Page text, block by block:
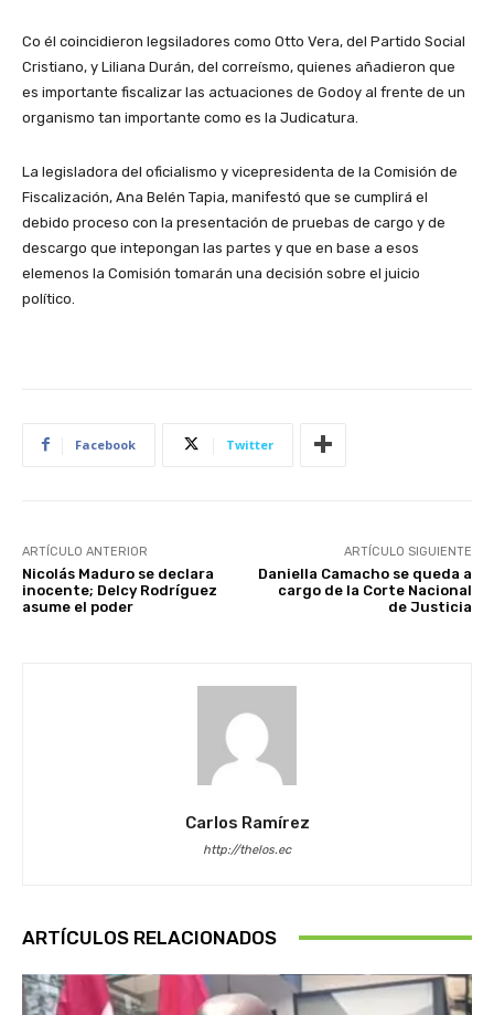
Co él coincidieron legsiladores como Otto Vera, del Partido Social
Cristiano, y Liliana Durán, del correísmo, quienes añadieron que
es importante fiscalizar las actuaciones de Godoy al frente de un
organismo tan importante como es la Judicatura.
La legisladora del oficialismo y vicepresidenta de la Comisión de
Fiscalización, Ana Belén Tapia, manifestó que se cumplirá el
debido proceso con la presentación de pruebas de cargo y de
descargo que intepongan las partes y que en base a esos
elemenos la Comisión tomarán una decisión sobre el juicio
político.
Facebook Twitter
ARTÍCULO ANTERIOR
Nicolás Maduro se declara
inocente; Delcy Rodríguez
asume el poder
ARTÍCULO SIGUIENTE
Daniella Camacho se queda a
cargo de la Corte Nacional
de Justicia
Carlos Ramírez
http://thelos.ec
ARTÍCULOS RELACIONADOS